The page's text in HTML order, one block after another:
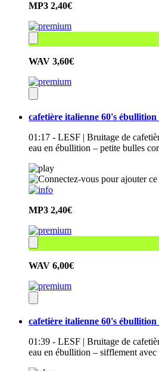
MP3 2,40€
WAV 3,60€
cafetière italienne 60's ébullition
01:17 - LESF | Bruitage de
eau en ébullition – petite bulles
MP3 2,40€
WAV 6,00€
cafetière italienne 60's ébullition
01:39 - LESF | Bruitage de
eau en ébullition – sifflement